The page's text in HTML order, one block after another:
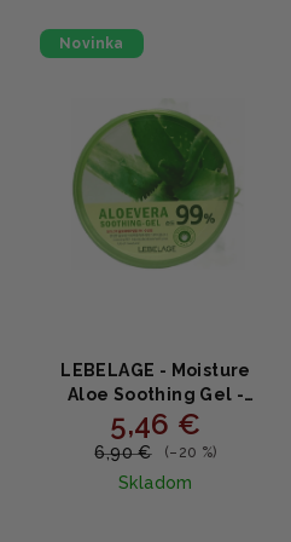
Novinka
LEBELAGE - Moisture
Aloe Soothing Gel -
Hydratačný upokojujúci
gél s aloe 300ml
5,46 €
6,90 € (–20 %)
Skladom